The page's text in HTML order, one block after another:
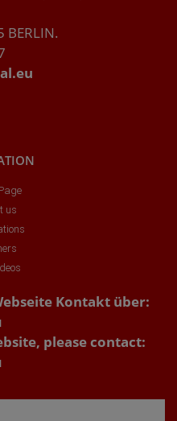
BERLIN.
us
Kontakt über:
please contact: